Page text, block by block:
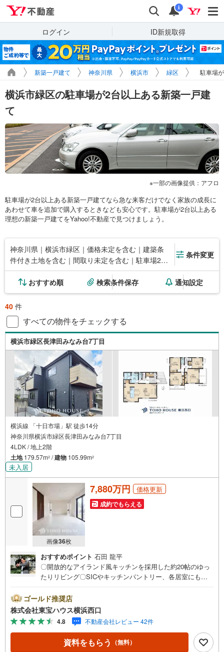
検索 通知
i
ログイン ID新規取得
新築一戸建て 神奈川県 横浜市 緑区 駐車場
横浜市緑区の駐車場が2台以上ある新築一戸建
て
一部の画像提供：アフロ
駐車場が2台以上ある新築一戸建てなら急な来客だけでなく家族の成長に
あわせて車を追加で購入するときなども安心です。駐車場が2台以上ある
理想の新築一戸建てをYahoo!不動産で見つけましょう。
神奈川県｜横浜市緑区｜価格未定を含む｜建築条
件付き土地を含む｜間取り未定を含む｜駐車場2台
以上
条件変更
おすすめ順 検索条件保存 通知設定
40 件
すべての物件をチェックする
横浜市緑区長津田みなみ台7丁目
横浜線 「十日市場」駅 徒歩14分
神奈川県横浜市緑区長津田みなみ台7丁目
4LDK / 地上2階
土地179.57m2 /建物 105.99m2
未入居
画像36枚
7,880万円 価格更新
成約でもらえる
おすすめポイント 石田 龍平
〇開放的なアイランド風キッチンを採用した約20帖のゆっ
たりリビング〇SICやキッチンパントリー、各居室にも収
便施設が整った暮らしやすい住環境が魅力ですーーーーYa
hoo！ 不動産キャンペーン対象店舗ーーーー当店で物件を
成約するとPayPayボーナスライトがもらえる「Yahoo！ 不
動産 物件ご成約キャンペーン」の対象になります。「資料
をもらう」「見学予約をする」ボタンからお問い合わせく
ださい。※必ずYahoo！ JAPAN IDでログインしてくださ
ゴールド推奨店
株式会社東宝ハウス横浜西口
4.8 不動産会社レビュー 42件
資料をもらう （無料）